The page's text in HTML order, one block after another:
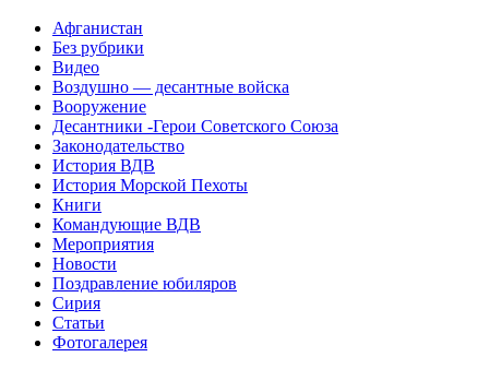
Афганистан
Без рубрики
Видео
Воздушно — десантные войска
Вооружение
Десантники -Герои Советского Союза
Законодательство
История ВДВ
История Морской Пехоты
Книги
Командующие ВДВ
Мероприятия
Новости
Поздравление юбиляров
Сирия
Статьи
Фотогалерея